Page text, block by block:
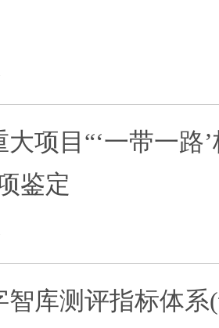
大项目“‘一带一路
鉴定
智库测评指标体